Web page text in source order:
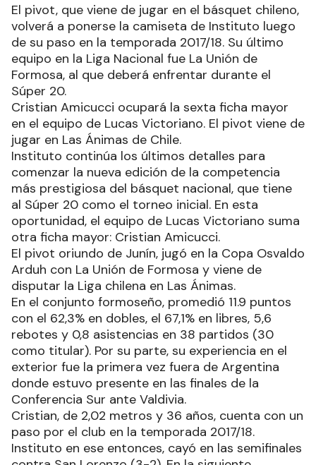
El pivot, que viene de jugar en el básquet chileno,
volverá a ponerse la camiseta de Instituto luego
de su paso en la temporada 2017/18. Su último
equipo en la Liga Nacional fue La Unión de
Formosa, al que deberá enfrentar durante el
Súper 20.
Cristian Amicucci ocupará la sexta ficha mayor
en el equipo de Lucas Victoriano. El pivot viene de
jugar en Las Ánimas de Chile.
Instituto continúa los últimos detalles para
comenzar la nueva edición de la competencia
más prestigiosa del básquet nacional, que tiene
al Súper 20 como el torneo inicial. En esta
oportunidad, el equipo de Lucas Victoriano suma
otra ficha mayor: Cristian Amicucci.
El pivot oriundo de Junín, jugó en la Copa Osvaldo
Arduh con La Unión de Formosa y viene de
disputar la Liga chilena en Las Ánimas.
En el conjunto formoseño, promedió 11.9 puntos
con el 62,3% en dobles, el 67,1% en libres, 5,6
rebotes y 0,8 asistencias en 38 partidos (30
como titular). Por su parte, su experiencia en el
exterior fue la primera vez fuera de Argentina
donde estuvo presente en las finales de la
Conferencia Sur ante Valdivia.
Cristian, de 2,02 metros y 36 años, cuenta con un
paso por el club en la temporada 2017/18.
Instituto en ese entonces, cayó en las semifinales